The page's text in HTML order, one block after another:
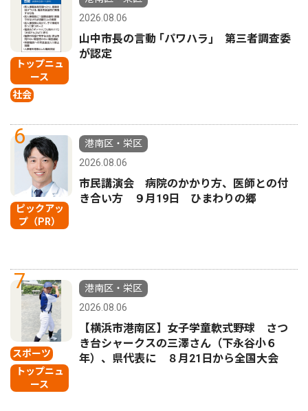
トップニュ
ース
社会
2026.08.06
山中市長の言動 ｢パワハラ｣ 第三者調査委
が認定
6
ピックアッ
プ（PR）
港南区・栄区
2026.08.06
市民講演会 病院のかかり方、医師との付
き合い方 ９月19日 ひまわりの郷
7
スポーツ
トップニュ
ース
港南区・栄区
2026.08.06
【横浜市港南区】女子学童軟式野球 さつ
き台シャークスの三澤さん（下永谷小６
年）、県代表に ８月21日から全国大会